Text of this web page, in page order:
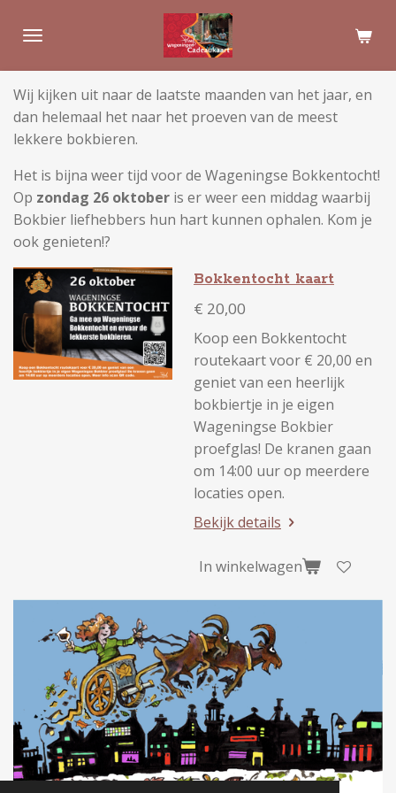
direct
hoofdinhoud
Wij kijken uit naar de laatste maanden van het jaar, en
dan helemaal het naar het proeven van de meest
lekkere bokbieren.
Het is bijna weer tijd voor de Wageningse Bokkentocht!
Op zondag 26 oktober is er weer een middag waarbij
Bokbier liefhebbers hun hart kunnen ophalen. Kom je
ook genieten!?
Bokkentocht kaart
€ 20,00
Koop een Bokkentocht
routekaart voor € 20,00 en
geniet van een heerlijk
bokbiertje in je eigen
Wageningse Bokbier
proefglas! De kranen gaan
om 14:00 uur op meerdere
locaties open.
Bekijk details
In winkelwagen